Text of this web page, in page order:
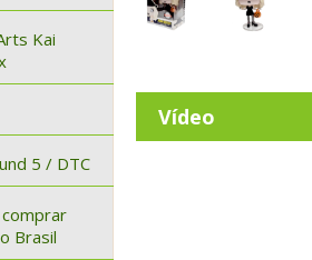
Kai
5 / DTC
Brasil
Vídeo